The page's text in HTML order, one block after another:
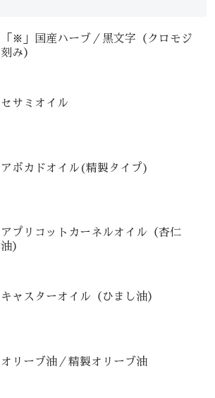
「※」国産ハーブ／黒文字（クロモジ
刻み）
セサミオイル
アボカドオイル(精製タイプ)
アプリコットカーネルオイル（杏仁
油）
キャスターオイル（ひまし油）
オリーブ油／精製オリーブ油